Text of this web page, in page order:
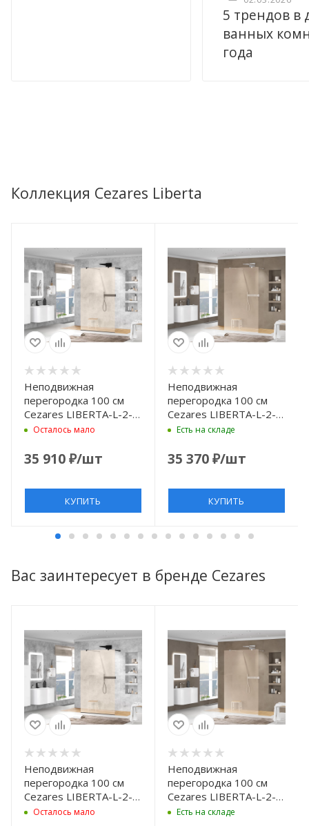
5 трендов в
ванных
года
Коллекция Cezares Liberta
Неподвижная
перегородка 100 см
Cezares LIBERTA-L-2-
100-BR-NERO бронза
Осталось мало
35 910₽/шт
КУПИТЬ
Неподвижная
перегородка 100 см
Cezares LIBERTA-L-2-
100-BR-Cr бронза
Есть на складе
35 370₽/шт
КУПИТЬ
Вас заинтересует в бренде Cezares
Неподвижная
перегородка 100 см
Cezares LIBERTA-L-2-
100-BR-NERO бронза
Осталось мало
Неподвижная
перегородка 100 см
Cezares LIBERTA-L-2-
100-BR-Cr бронза
Есть на складе